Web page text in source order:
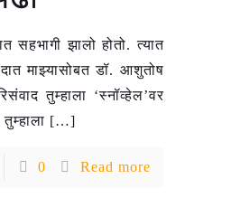
सहभागी झालो होतो. त्यात
माझ्यासोबत डॉ. आशुतोष
तुम्हाला ‘स्नॉव्हेल’वर
[…]
0 Read more